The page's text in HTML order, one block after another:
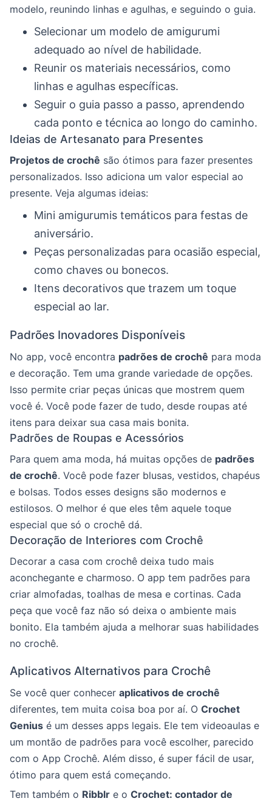
modelo, reunindo linhas e agulhas, e seguindo o guia.
Selecionar um modelo de amigurumi
adequado ao nível de habilidade.
Reunir os materiais necessários, como
linhas e agulhas específicas.
Seguir o guia passo a passo, aprendendo
cada ponto e técnica ao longo do caminho.
Ideias de Artesanato para Presentes
Projetos de crochê são ótimos para fazer presentes
personalizados. Isso adiciona um valor especial ao
presente. Veja algumas ideias:
Mini amigurumis temáticos para festas de
aniversário.
Peças personalizadas para ocasião especial,
como chaves ou bonecos.
Itens decorativos que trazem um toque
especial ao lar.
Padrões Inovadores Disponíveis
No app, você encontra padrões de crochê para moda
e decoração. Tem uma grande variedade de opções.
Isso permite criar peças únicas que mostrem quem
você é. Você pode fazer de tudo, desde roupas até
itens para deixar sua casa mais bonita.
Padrões de Roupas e Acessórios
Para quem ama moda, há muitas opções de padrões
de crochê. Você pode fazer blusas, vestidos, chapéus
e bolsas. Todos esses designs são modernos e
estilosos. O melhor é que eles têm aquele toque
especial que só o crochê dá.
Decoração de Interiores com Crochê
Decorar a casa com crochê deixa tudo mais
aconchegante e charmoso. O app tem padrões para
criar almofadas, toalhas de mesa e cortinas. Cada
peça que você faz não só deixa o ambiente mais
bonito. Ela também ajuda a melhorar suas habilidades
no crochê.
Aplicativos Alternativos para Crochê
Se você quer conhecer aplicativos de crochê
diferentes, tem muita coisa boa por aí. O Crochet
Genius é um desses apps legais. Ele tem videoaulas e
um montão de padrões para você escolher, parecido
com o App Crochê. Além disso, é super fácil de usar,
ótimo para quem está começando.
Tem também o Ribblr e o Crochet: contador de